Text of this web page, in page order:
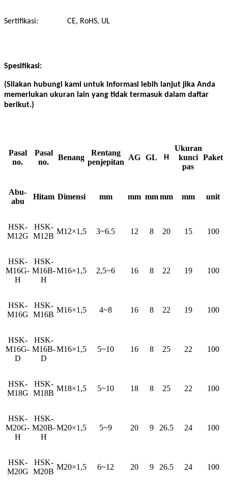
Sertifikasi: CE, RoHS, UL
Spesifikasi:
(Silakan hubungi kami untuk informasi lebih lanjut jika Anda
memerlukan ukuran lain yang tidak termasuk dalam daftar
berikut.)
Pasal
no.
Pasal
no.
Benang
Rentang
penjepitan
AG GL H
Ukuran
kunci
pas
Paket
Abu-
abu
Hitam Dimensi mm mm mm mm mm unit
HSK-
M12G
HSK-
M12B
M12×1,5 3~6.5 12 8 20 15 100
HSK-
M16G-
H
HSK-
M16B-
H
M16×1,5 2,5~6 16 8 22 19 100
HSK-
M16G
HSK-
M16B
M16×1,5 4~8 16 8 22 19 100
HSK-
M16G-
D
HSK-
M16B-
D
M16×1,5 5~10 16 8 25 22 100
HSK-
M18G
HSK-
M18B
M18×1,5 5~10 18 8 25 22 100
HSK-
M20G-
H
HSK-
M20B-
H
M20×1,5 5~9 20 9 26.5 24 100
HSK-
M20G
HSK-
M20B
M20×1,5 6~12 20 9 26.5 24 100